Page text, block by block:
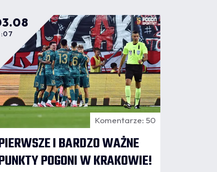
Komentarze: 50
I BARDZO WAŻNE
POGONI W KRAKOWIE!